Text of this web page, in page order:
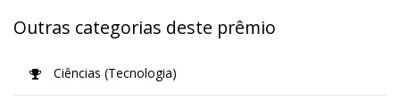
Outras categorias deste prêmio
Ciências (Tecnologia)